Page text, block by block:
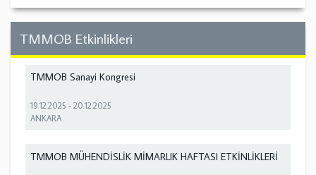
TMMOB Etkinlikleri
TMMOB Sanayi Kongresi
19.12.2025 -20.12.2025
ANKARA
TMMOB MÜHENDİSLİK MİMARLIK HAFTASI ETKİNLİKLERİ